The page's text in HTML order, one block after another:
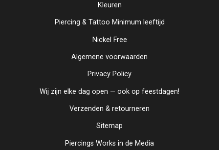
Kleuren
Piercing & Tattoo Minimum leeftijd
Nickel Free
Algemene voorwaarden
Privacy Policy
Wij zijn elke dag open — ook op feestdagen!
Verzenden & retourneren
Sitemap
Piercings Works in de Media